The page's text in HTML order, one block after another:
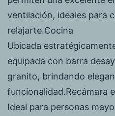
ventilación, ideales para
relajarte.Cocina
Ubicada
equipada con barra
granito, brindando
funcionalidad.Recámara
Ideal para personas